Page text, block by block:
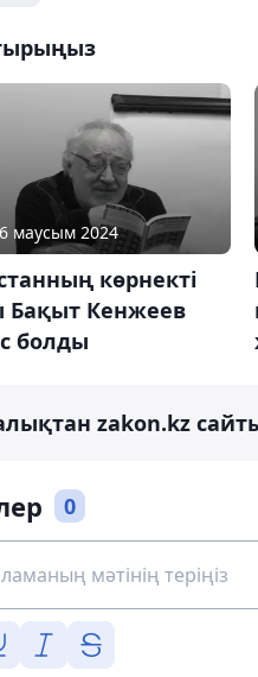
маусым 2024
көрнекті
Бақыт Кенжеев
болды
zakon.kz
0